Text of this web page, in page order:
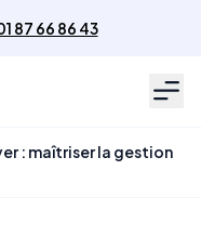
87 66 86 43
: maîtriser la gestion